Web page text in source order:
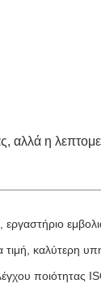
αλλά η
τιμή, καλύτερη
ποιότητας